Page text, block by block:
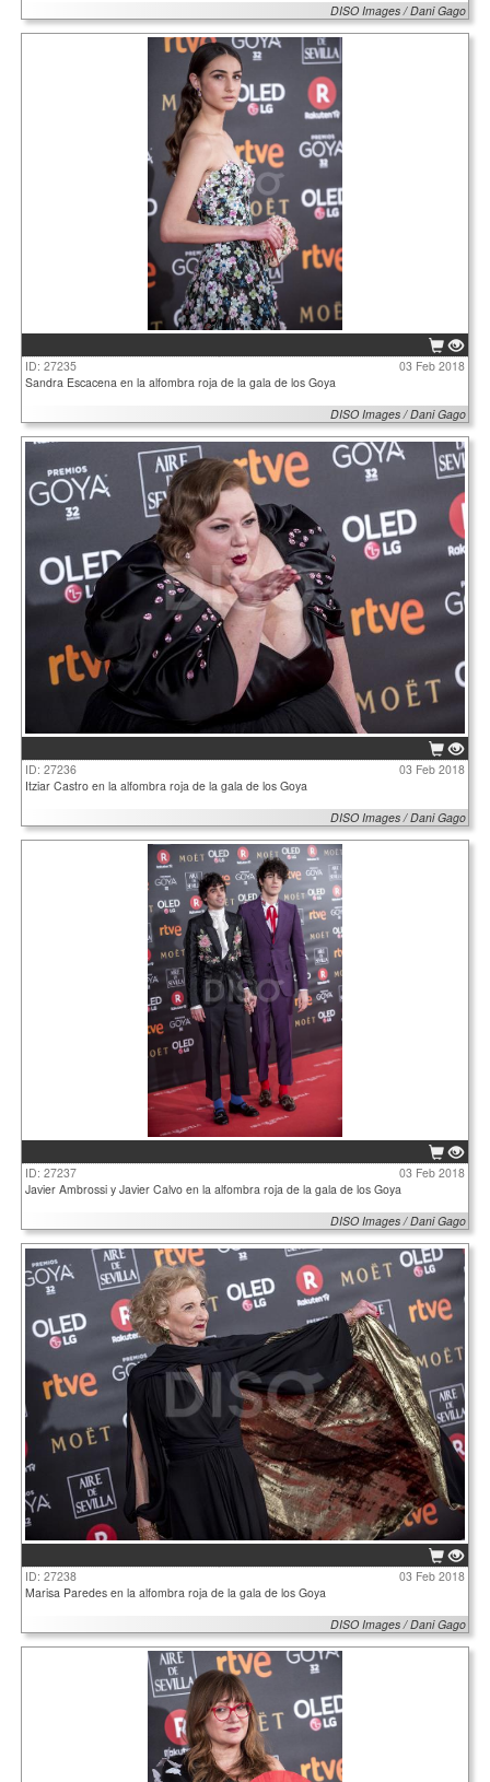
DISO Images / Dani Gago
ID: 27235
03 Feb 2018
Sandra Escacena en la alfombra roja de la gala de los Goya
DISO Images / Dani Gago
ID: 27236
03 Feb 2018
Itziar Castro en la alfombra roja de la gala de los Goya
DISO Images / Dani Gago
ID: 27237
03 Feb 2018
Javier Ambrossi y Javier Calvo en la alfombra roja de la gala de los Goya
DISO Images / Dani Gago
ID: 27238
03 Feb 2018
Marisa Paredes en la alfombra roja de la gala de los Goya
DISO Images / Dani Gago